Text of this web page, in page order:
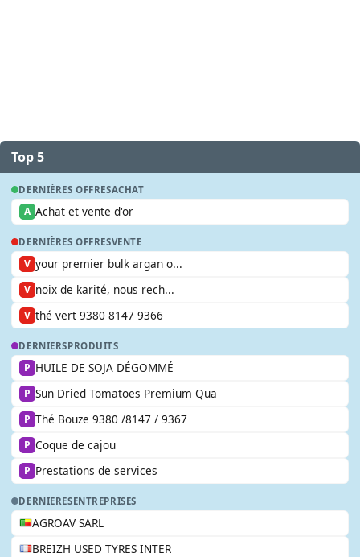
Top 5
DERNIÈRES OFFRESACHAT
A Achat et vente d'or
DERNIÈRES OFFRESVENTE
V your premier bulk argan o...
V noix de karité, nous rech...
V thé vert 9380 8147 9366
DERNIERSPRODUITS
P HUILE DE SOJA DÉGOMMÉ
P Sun Dried Tomatoes Premium Qua
P Thé Bouze 9380 /8147 / 9367
P Coque de cajou
P Prestations de services
DERNIERESENTREPRISES
AGROAV SARL
BREIZH USED TYRES INTER